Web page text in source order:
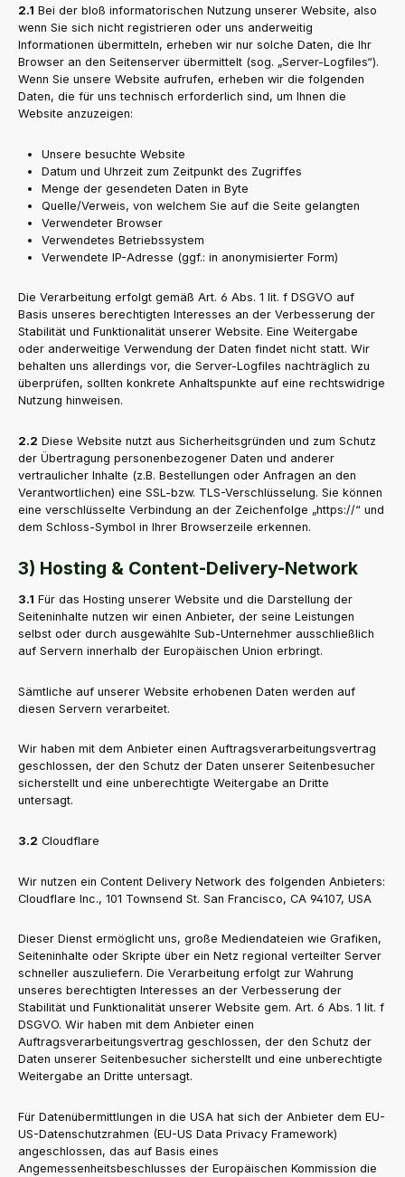
2.1 Bei der bloß informatorischen Nutzung unserer Website, also
wenn Sie sich nicht registrieren oder uns anderweitig
Informationen übermitteln, erheben wir nur solche Daten, die Ihr
Browser an den Seitenserver übermittelt (sog. „Server-Logfiles“).
Wenn Sie unsere Website aufrufen, erheben wir die folgenden
Daten, die für uns technisch erforderlich sind, um Ihnen die
Website anzuzeigen:
Unsere besuchte Website
Datum und Uhrzeit zum Zeitpunkt des Zugriffes
Menge der gesendeten Daten in Byte
Quelle/Verweis, von welchem Sie auf die Seite gelangten
Verwendeter Browser
Verwendetes Betriebssystem
Verwendete IP-Adresse (ggf.: in anonymisierter Form)
Die Verarbeitung erfolgt gemäß Art. 6 Abs. 1 lit. f DSGVO auf
Basis unseres berechtigten Interesses an der Verbesserung der
Stabilität und Funktionalität unserer Website. Eine Weitergabe
oder anderweitige Verwendung der Daten findet nicht statt. Wir
behalten uns allerdings vor, die Server-Logfiles nachträglich zu
überprüfen, sollten konkrete Anhaltspunkte auf eine rechtswidrige
Nutzung hinweisen.
2.2 Diese Website nutzt aus Sicherheitsgründen und zum Schutz
der Übertragung personenbezogener Daten und anderer
vertraulicher Inhalte (z.B. Bestellungen oder Anfragen an den
Verantwortlichen) eine SSL-bzw. TLS-Verschlüsselung. Sie können
eine verschlüsselte Verbindung an der Zeichenfolge „https://“ und
dem Schloss-Symbol in Ihrer Browserzeile erkennen.
3) Hosting & Content-Delivery-Network
3.1 Für das Hosting unserer Website und die Darstellung der
Seiteninhalte nutzen wir einen Anbieter, der seine Leistungen
selbst oder durch ausgewählte Sub-Unternehmer ausschließlich
auf Servern innerhalb der Europäischen Union erbringt.
Sämtliche auf unserer Website erhobenen Daten werden auf
diesen Servern verarbeitet.
Wir haben mit dem Anbieter einen Auftragsverarbeitungsvertrag
geschlossen, der den Schutz der Daten unserer Seitenbesucher
sicherstellt und eine unberechtigte Weitergabe an Dritte
untersagt.
3.2 Cloudflare
Wir nutzen ein Content Delivery Network des folgenden Anbieters:
Cloudflare Inc., 101 Townsend St. San Francisco, CA 94107, USA
Dieser Dienst ermöglicht uns, große Mediendateien wie Grafiken,
Seiteninhalte oder Skripte über ein Netz regional verteilter Server
schneller auszuliefern. Die Verarbeitung erfolgt zur Wahrung
unseres berechtigten Interesses an der Verbesserung der
Stabilität und Funktionalität unserer Website gem. Art. 6 Abs. 1 lit. f
DSGVO. Wir haben mit dem Anbieter einen
Auftragsverarbeitungsvertrag geschlossen, der den Schutz der
Daten unserer Seitenbesucher sicherstellt und eine unberechtigte
Weitergabe an Dritte untersagt.
Für Datenübermittlungen in die USA hat sich der Anbieter dem EU-
US-Datenschutzrahmen (EU-US Data Privacy Framework)
angeschlossen, das auf Basis eines
Angemessenheitsbeschlusses der Europäischen Kommission die